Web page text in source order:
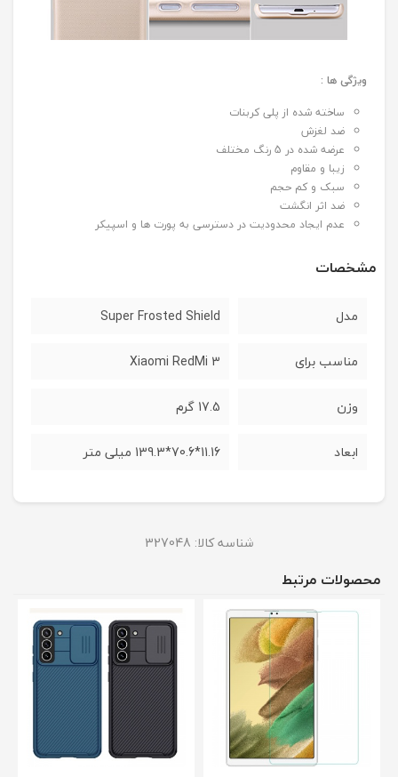
ویژگی ها :
ساخته شده از پلی کربنات
ضد لغزش
عرضه شده در 5 رنگ مختلف
زیبا و مقاوم
سبک و کم حجم
ضد اثر انگشت
عدم ایجاد محدودیت در دسترسی به پورت ها و اسپیکر
مشخصات
مدل Super Frosted Shield
مناسب برای Xiaomi RedMi 3
وزن 17.5 گرم
ابعاد 11.16*70.6*139.3 میلی متر
شناسه کالا: 327048
محصولات مرتبط